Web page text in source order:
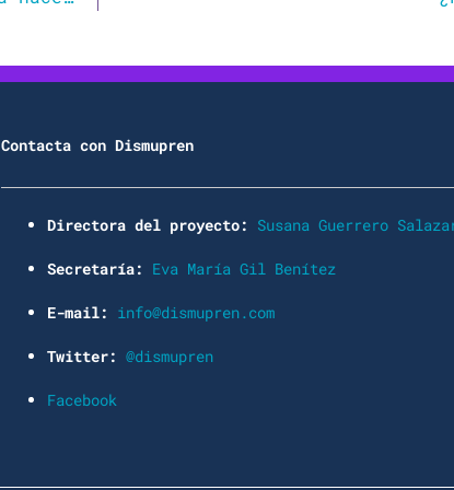
Contacta con Dismupren
Directora del proyecto: Susana Guerrero
Secretaría: Eva María Gil Benítez
E-mail: info@dismupren.com
Twitter: @dismupren
Facebook